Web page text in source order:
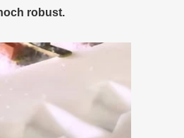
robust.